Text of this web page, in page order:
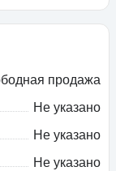
продажа
Не указано
Не указано
Не указано